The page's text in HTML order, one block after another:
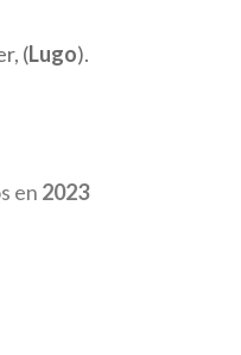
, (Lugo).
en 2023